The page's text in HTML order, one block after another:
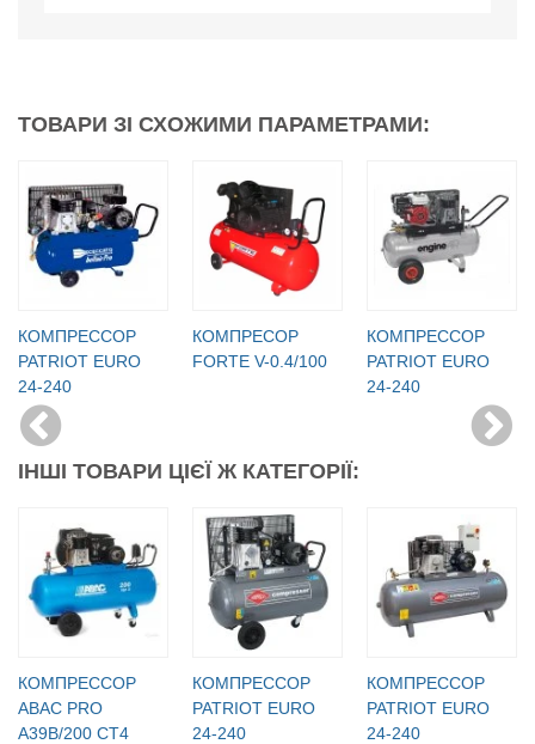
ТОВАРИ ЗІ СХОЖИМИ ПАРАМЕТРАМИ:
КОМПРЕССОР
PATRIOT EURO
24-240
КОМПРЕСОР
FORTE V-0.4/100
КОМПРЕССОР
PATRIOT EURO
24-240
ІНШІ ТОВАРИ ЦІЄЇ Ж КАТЕГОРІЇ:
КОМПРЕССОР
ABAC PRO
A39B/200 CT4
КОМПРЕССОР
PATRIOT EURO
24-240
КОМПРЕССОР
PATRIOT EURO
24-240